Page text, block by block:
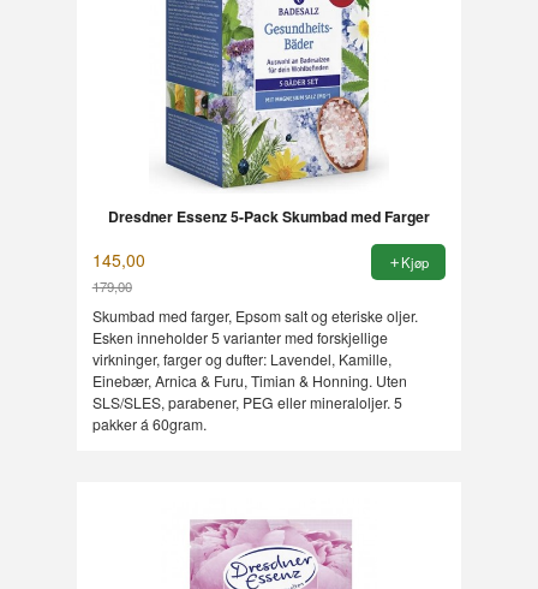
Dresdner Essenz 5-Pack Skumbad med Farger
145,00
179,00
Rabatt
Kjøp
Skumbad med farger, Epsom salt og eteriske oljer.
Esken inneholder 5 varianter med forskjellige
virkninger, farger og dufter: Lavendel, Kamille,
Einebær, Arnica & Furu, Timian & Honning. Uten
SLS/SLES, parabener, PEG eller mineraloljer. 5
pakker á 60gram.